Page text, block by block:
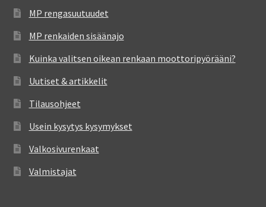
MP rengasuutuudet
MP renkaiden sisäänajo
Kuinka valitsen oikean renkaan moottoripyörääni?
Uutiset & artikkelit
Tilausohjeet
Usein kysytys kysymykset
Valkosivurenkaat
Valmistajat